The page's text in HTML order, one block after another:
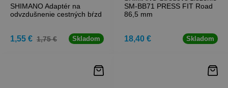
SHIMANO Adaptér na
odvzdušnenie cestných bŕzd
1,55 € 1,75 € Skladom
SM-BB71 PRESS FIT Road
86,5 mm
18,40 € Skladom